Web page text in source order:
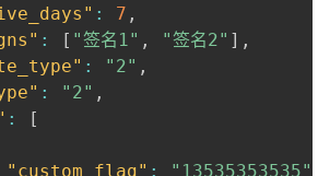
查收 aaa.cn/asdf35y
: 7 ,
: [ "签名1" , "签名2" ] ,
: "2" ,
: "2" ,
:
[
"custom_flag" : "13535353535"